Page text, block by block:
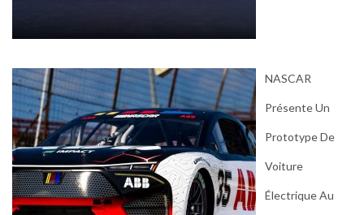
NASCAR
Présente Un
Prototype De
Voiture
Électrique Au